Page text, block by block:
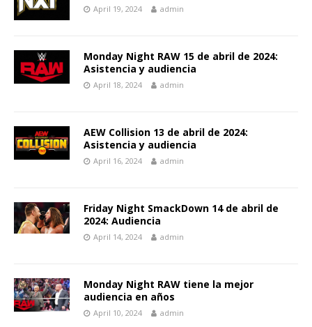
April 19, 2024 admin
Monday Night RAW 15 de abril de 2024:
Asistencia y audiencia
April 18, 2024 admin
AEW Collision 13 de abril de 2024:
Asistencia y audiencia
April 16, 2024 admin
Friday Night SmackDown 14 de abril de
2024: Audiencia
April 14, 2024 admin
Monday Night RAW tiene la mejor
audiencia en años
April 10, 2024 admin